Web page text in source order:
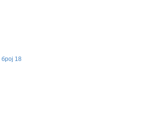
18